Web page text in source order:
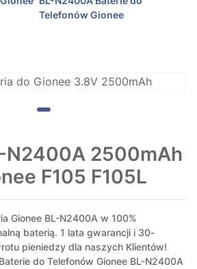
Telefonów Gionee
N2400A 2500mAh
F105 F105L
Gionee BL-N2400A w 100%
baterią. 1 lata gwarancji i 30-
pieniedzy dla naszych Klientów!
do Telefonów Gionee BL-N2400A